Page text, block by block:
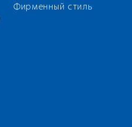
Фирменный стиль